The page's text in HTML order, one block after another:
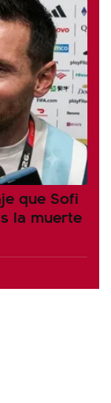
que Sofi
la muerte